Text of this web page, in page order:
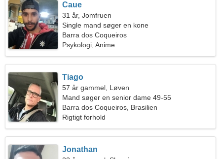
Caue
31 år, Jomfruen
Single mand søger en kone
Barra dos Coqueiros
Psykologi, Anime
Tiago
57 år gammel, Løven
Mand søger en senior dame 49-55
Barra dos Coqueiros, Brasilien
Rigtigt forhold
Jonathan